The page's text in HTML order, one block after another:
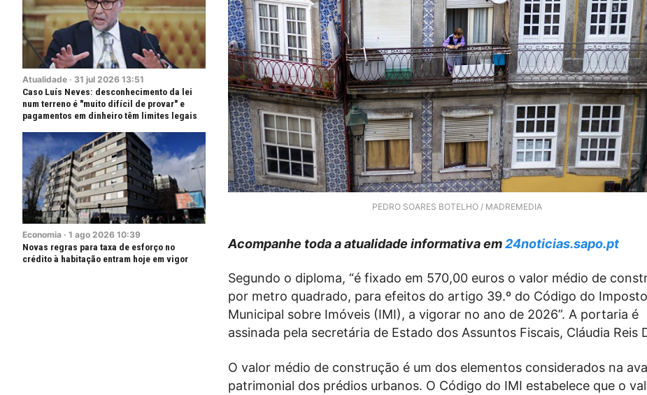
Atualidade · 31 jul 2026 13:51
Caso Luís Neves: desconhecimento da lei
num terreno é "muito difícil de provar" e
pagamentos em dinheiro têm limites legais
Economia · 1 ago 2026 10:39
Novas regras para taxa de esforço no
crédito à habitação entram hoje em vigor
PEDRO SOARES BOTELHO / MADREMEDIA
Acompanhe toda a atualidade informativa em24noticias.sapo.pt
Segundo o diploma, “é fixado em 570,00 euros o valor médio de
por metro quadrado, para efeitos do artigo 39.º do Código do Imposto
Municipal sobre Imóveis (IMI), a vigorar no ano de 2026”. A portaria é
assinada pela secretária de Estado dos Assuntos Fiscais, Cláudia Reis
O valor médio de construção é um dos elementos considerados na
patrimonial dos prédios urbanos. O Código do IMI estabelece que o